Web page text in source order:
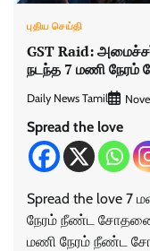
புதிய செய்தி
GST Raid: அமைச்சர்
நடந்த 7 மணி நேரம்
Daily News Tamil
Spread the love
Spread the love
நேரம் நீண்ட
மணி நேரம் நீண்ட